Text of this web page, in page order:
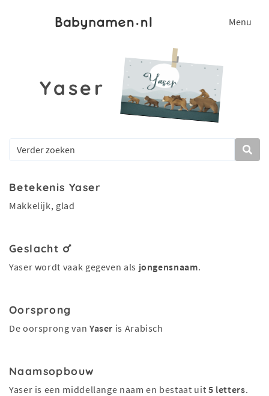
Menu
Yaser
Betekenis Yaser
Makkelijk, glad
Geslacht
Yaser wordt vaak gegeven als jongensnaam.
Oorsprong
De oorsprong van Yaser is Arabisch
Naamsopbouw
Yaser is een middellange naam en bestaat uit 5 letters.